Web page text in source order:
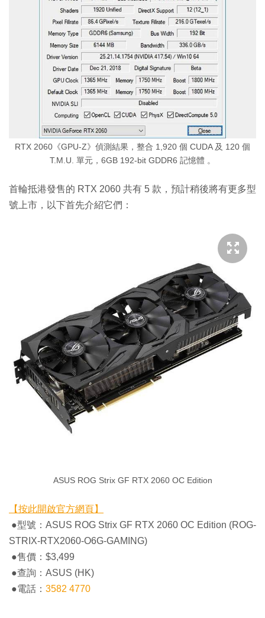
RTX 2060《GPU-Z》偵測結果，整合 1,920 個 CUDA 及 120 個
T.M.U. 單元，6GB 192-bit GDDR6 記憶體 。
首輪抵港發售的 RTX 2060 共有 5 款，預計稍後將有更多型
號上市，以下首先介紹它們：
ASUS ROG Strix GF RTX 2060 OC Edition
【按此開啟官方網頁】
●型號：ASUS ROG Strix GF RTX 2060 OC Edition (ROG-
STRIX-RTX2060-O6G-GAMING)
●售價：$3,499
●查詢：ASUS (HK)
●電話： 3582 4770